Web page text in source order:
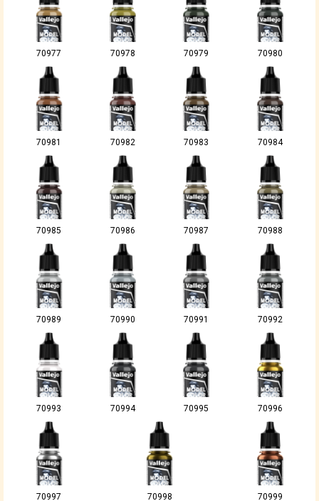
70977 70978 70979 70980
70981 70982 70983 70984
70985 70986 70987 70988
70989 70990 70991 70992
70993 70994 70995 70996
70997 70998 70999